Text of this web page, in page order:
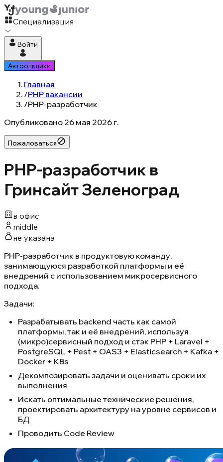
Специализация
Войти
Автоотклики
Главная
/PHP вакансии
/PHP-разработчик
Опубликовано 26 мая 2026 г.
Пожаловаться
PHP-разработчик в
Гринсайт Зеленоград
в офис
middle
не указана
PHP-разработчик в продуктовую команду,
занимающуюся разработкой платформы и её
внедрений с использованием микросервисного
подхода.
Задачи:
Разрабатывать backend часть как самой
платформы, так и её внедрений, используя
(микро)сервисный подход и стэк PHP + Laravel +
PostgreSQL + Pest + OAS3 + Elasticsearch + Kafka +
Docker + K8s
Декомпозировать задачи и оценивать сроки их
выполнения
Искать оптимальные технические решения,
проектировать архитектуру на уровне сервисов и
БД
Проводить Code Review